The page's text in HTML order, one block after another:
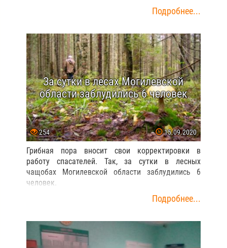
Подробнее...
За сутки в лесах Могилевской
области заблудились 6 человек
254 15.09.2020
Грибная пора вносит свои корректировки в
работу спасателей. Так, за сутки в лесных
чащобах Могилевской области заблудились 6
человек.
Подробнее...